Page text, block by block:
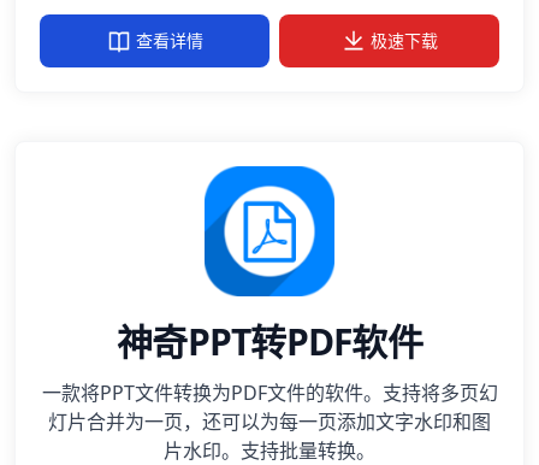
查看详情 极速下载
神奇PPT转PDF软件
一款将PPT文件转换为PDF文件的软件。支持将多页幻
灯片合并为一页，还可以为每一页添加文字水印和图
片水印。支持批量转换。